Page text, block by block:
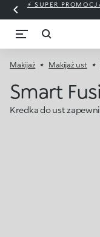
⚡ SUPER
Makijaż Makijaż ust
Smart
Kredka do ust